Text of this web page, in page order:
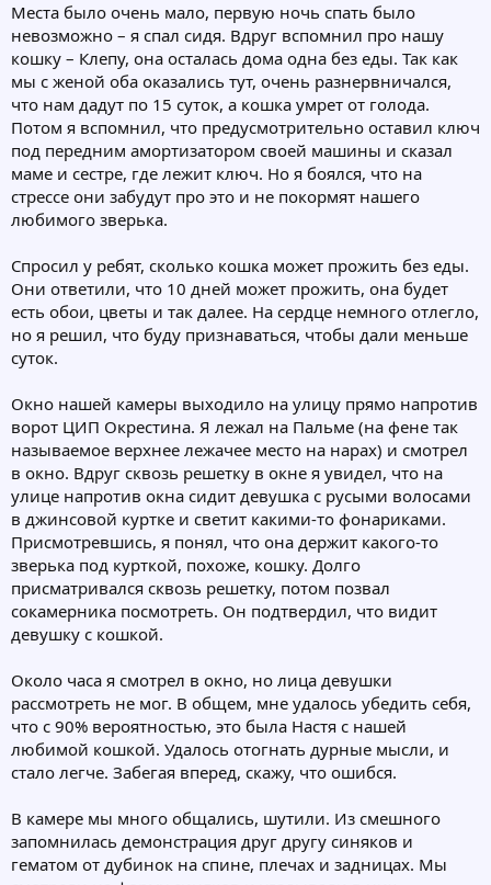
Места было очень мало, первую ночь спать было
невозможно – я спал сидя. Вдруг вспомнил про нашу
кошку – Клепу, она осталась дома одна без еды. Так как
мы с женой оба оказались тут, очень разнервничался,
что нам дадут по 15 суток, а кошка умрет от голода.
Потом я вспомнил, что предусмотрительно оставил ключ
под передним амортизатором своей машины и сказал
маме и сестре, где лежит ключ. Но я боялся, что на
стрессе они забудут про это и не покормят нашего
любимого зверька.
Спросил у ребят, сколько кошка может прожить без еды.
Они ответили, что 10 дней может прожить, она будет
есть обои, цветы и так далее. На сердце немного отлегло,
но я решил, что буду признаваться, чтобы дали меньше
суток.
Окно нашей камеры выходило на улицу прямо напротив
ворот ЦИП Окрестина. Я лежал на Пальме (на фене так
называемое верхнее лежачее место на нарах) и смотрел
в окно. Вдруг сквозь решетку в окне я увидел, что на
улице напротив окна сидит девушка с русыми волосами
в джинсовой куртке и светит какими-то фонариками.
Присмотревшись, я понял, что она держит какого-то
зверька под курткой, похоже, кошку. Долго
присматривался сквозь решетку, потом позвал
сокамерника посмотреть. Он подтвердил, что видит
девушку с кошкой.
Около часа я смотрел в окно, но лица девушки
рассмотреть не мог. В общем, мне удалось убедить себя,
что с 90% вероятностью, это была Настя с нашей
любимой кошкой. Удалось отогнать дурные мысли, и
стало легче. Забегая вперед, скажу, что ошибся.
В камере мы много общались, шутили. Из смешного
запомнилась демонстрация друг другу синяков и
гематом от дубинок на спине, плечах и задницах. Мы